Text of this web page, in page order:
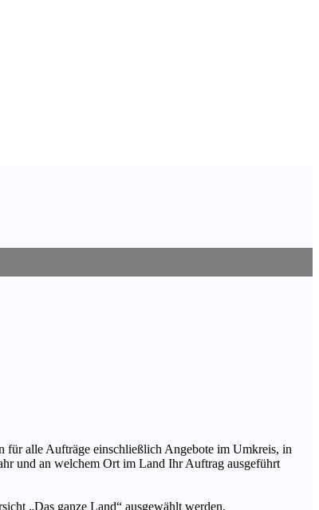
für alle Aufträge einschließlich Angebote im Umkreis, in
und an welchem Ort im Land Ihr Auftrag ausgeführt
„Das ganze Land“ ausgewählt werden.